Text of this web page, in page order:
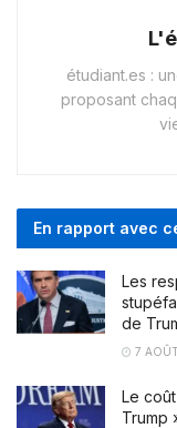
étudiant.es :
proposant
En rapport avec
Les
de
7
Le
Trump